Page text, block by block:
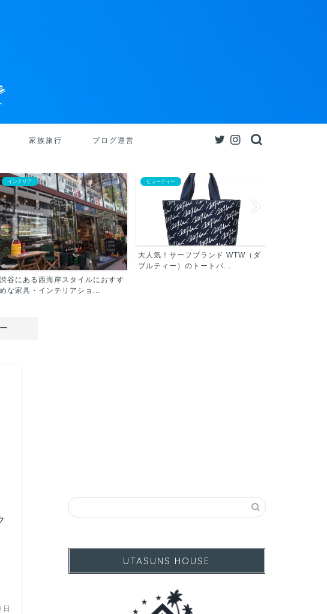
家族旅行 ブログ運営
インテリア
渋谷にある西海岸スタイルにおすす
めな家具・インテリアショ...
ビューティー
大人気！サーフブランド WTW（ダ
ブルティー）のトートバ...
UTASUNS HOUSE